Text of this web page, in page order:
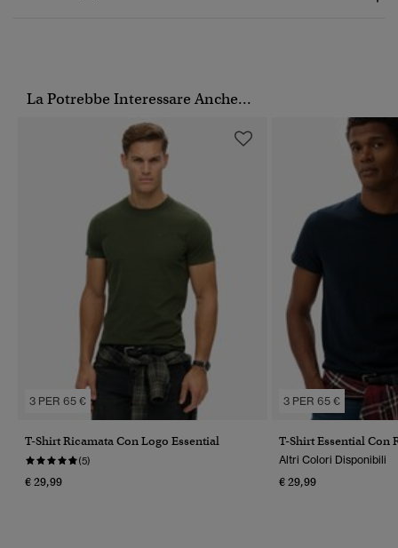
La Potrebbe Interessare Anche...
3 PER 65 €
T-Shirt Ricamata Con Logo Essential
(5)
€ 29,99
3 PER 65 €
T-Shirt Essential Con
Altri Colori Disponibili
€ 29,99